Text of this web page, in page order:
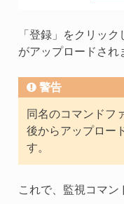
「登録」をクリック
がアップロードされ
警告
同名のコマンドフ
後からアップロー
す。
これで、監視コマン